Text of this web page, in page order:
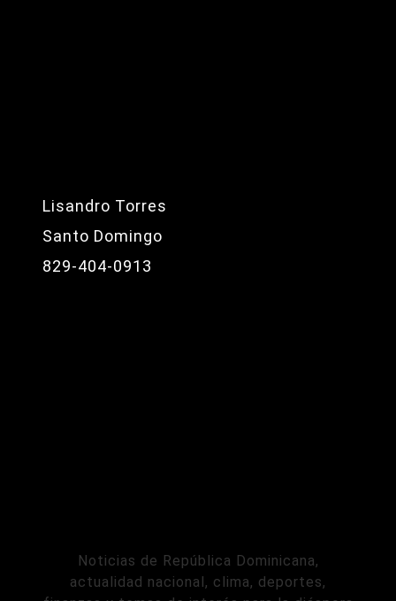
Lisandro Torres
Santo Domingo
829-404-0913
Noticias de República Dominicana,
actualidad nacional, clima, deportes,